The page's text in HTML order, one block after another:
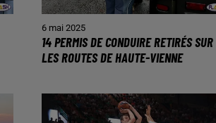
6 mai 2025
14 PERMIS DE CONDUIRE RETIRÉS SUR
LES ROUTES DE HAUTE-VIENNE